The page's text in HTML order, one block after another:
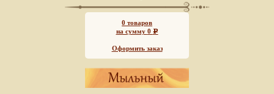
0 товаров
на сумму 0 Р
Оформить заказ